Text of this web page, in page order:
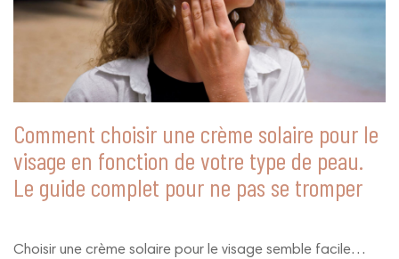
Comment choisir une crème solaire pour le
visage en fonction de votre type de peau.
Le guide complet pour ne pas se tromper
Choisir une crème solaire pour le visage semble facile…